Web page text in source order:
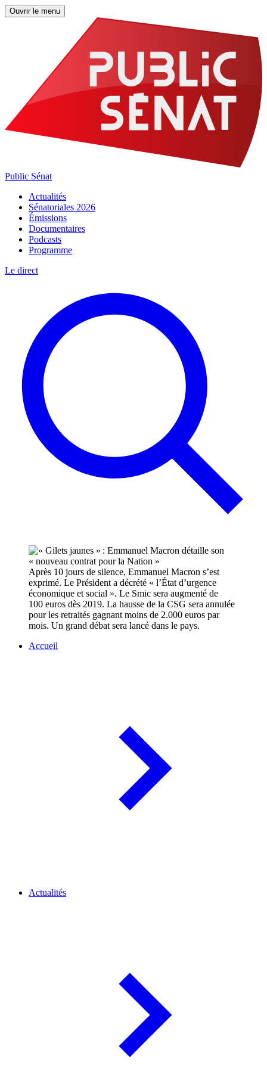
Ouvrir le menu
Public Sénat
Actualités
Sénatoriales 2026
Émissions
Documentaires
Podcasts
Programme
Le direct
Après 10 jours de silence, Emmanuel Macron s’est
exprimé. Le Président a décrété « l’État d’urgence
économique et social ». Le Smic sera augmenté de
100 euros dès 2019. La hausse de la CSG sera annulée
pour les retraités gagnant moins de 2.000 euros par
mois. Un grand débat sera lancé dans le pays.
Accueil
Actualités